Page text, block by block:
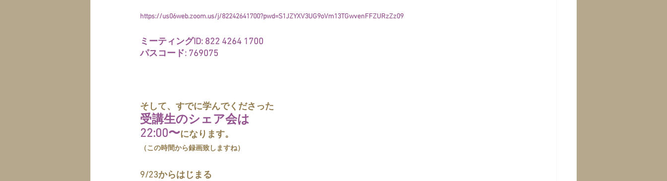
https://us06web.zoom.us/j/82242641700?pwd=S1JZYXV3UG9oVm13TGwvenFFZURzZz09
ミーティングID: 822 4264 1700
パスコード: 769075
そして、すでに学んでくださった
受講生のシェア会は
22:00〜になります。
（この時間から録画致しますね）
9/23からはじまる